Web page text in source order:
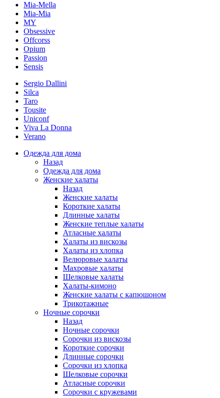
Mia-Mella
Mia-Mia
MY
Obsessive
Offcorss
Opium
Passion
Sensis
Sergio Dallini
Silca
Taro
Tousite
Uniconf
Viva La Donna
Verano
Одежда для дома
Назад
Одежда для дома
Женские халаты
Назад
Женские халаты
Короткие халаты
Длинные халаты
Женские теплые халаты
Атласные халаты
Халаты из вискозы
Халаты из хлопка
Велюровые халаты
Махровые халаты
Шелковые халаты
Халаты-кимоно
Женские халаты с капюшоном
Трикотажные
Ночные сорочки
Назад
Ночные сорочки
Сорочки из вискозы
Короткие сорочки
Длинные сорочки
Сорочки из хлопка
Шелковые сорочки
Атласные сорочки
Сорочки с кружевами